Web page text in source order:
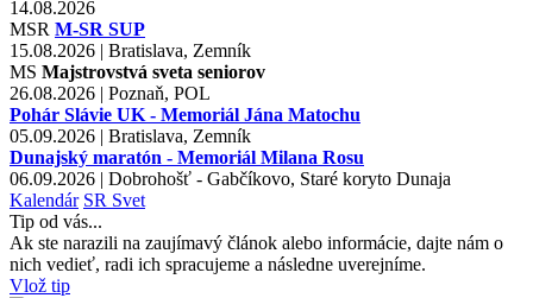
14.08.2026
MSR M-SR SUP
15.08.2026 | Bratislava, Zemník
MS Majstrovstvá sveta seniorov
26.08.2026 | Poznaň, POL
Pohár Slávie UK - Memoriál Jána Matochu
05.09.2026 | Bratislava, Zemník
Dunajský maratón - Memoriál Milana Rosu
06.09.2026 | Dobrohošť - Gabčíkovo, Staré koryto Dunaja
Kalendár SR Svet
Tip od vás...
Ak ste narazili na zaujímavý článok alebo informácie, dajte nám o
nich vedieť, radi ich spracujeme a následne uverejníme.
Vlož tip